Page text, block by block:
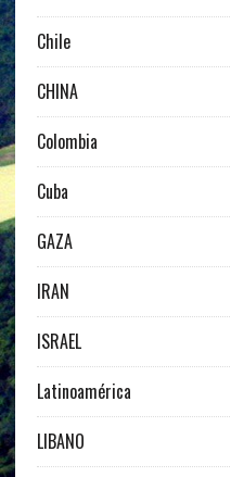
Chile
CHINA
Colombia
Cuba
GAZA
IRAN
ISRAEL
Latinoamérica
LIBANO